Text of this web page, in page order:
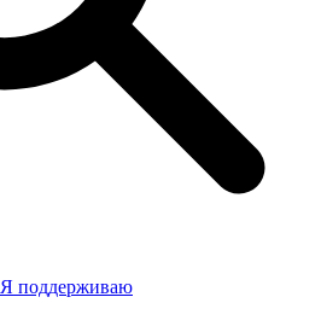
Я поддерживаю